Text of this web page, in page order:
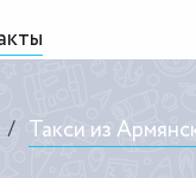
/ Такси из